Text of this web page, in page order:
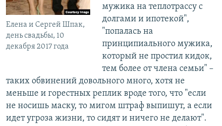
Елена и Сергей Шпак,
день свадьбы, 10
декабря 2017 года
мужика на теплотрассу с
долгами и ипотекой",
"попалась на
принципиального мужика,
который не простил кидок,
тем более от члена семьи" –
таких обвинений довольного много, хотя не
меньше и горестных реплик вроде того, что "если
не носишь маску, то мигом штраф выпишут, а если
идет угроза жизни, то сидят и ничего не делают".